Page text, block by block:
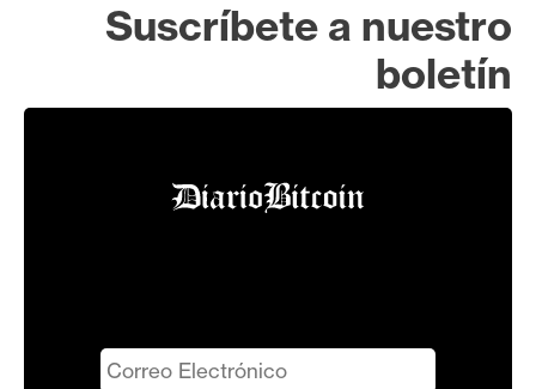
Suscríbete a nuestro
boletín